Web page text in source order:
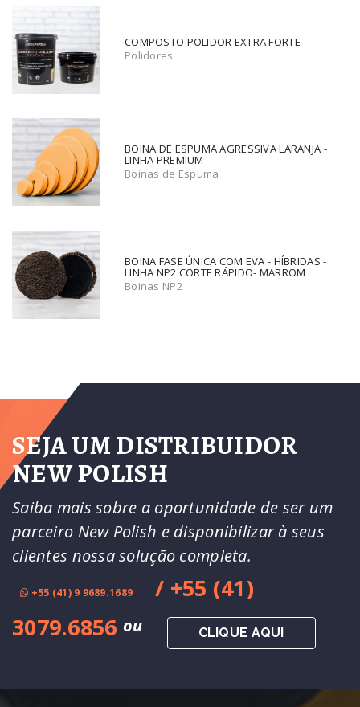
COMPOSTO POLIDOR EXTRA FORTE
Polidores
BOINA DE ESPUMA AGRESSIVA LARANJA -
LINHA PREMIUM
Boinas de Espuma
BOINA FASE ÚNICA COM EVA - HÍBRIDAS -
LINHA NP2 CORTE RÁPIDO- MARROM
Boinas NP2
SEJA UM DISTRIBUIDOR
NEW POLISH
Saiba mais sobre a oportunidade de ser um
parceiro New Polish e disponibilizar à seus
clientes nossa solução completa.
+55 (41) 9 9689.1689
/ +55 (41)
3079.6856 ou CLIQUE AQUI